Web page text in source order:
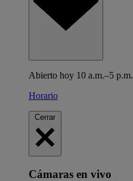
Abierto hoy 10 a.m.–5 p.m.
Horario
Cerrar
Cámaras en vivo